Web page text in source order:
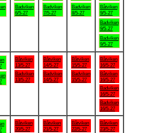
Badviken
6/5-27
Badviken
7/5-27
Badviken
8/5-27
Båtviken
9/5-27
Badviken
9/5-27
Badviken
9/5-27
Båtviken
13/5-27
Badviken
13/5-27
Båtviken
14/5-27
Badviken
14/5-27
Båtviken
15/5-27
Badviken
15/5-27
Båtviken
16/5-27
Båtviken
16/5-27
Badviken
16/5-27
Badviken
16/5-27
Båtviken
20/5-27
Båtviken
21/5-27
Båtviken
22/5-27
Båtviken
23/5-27